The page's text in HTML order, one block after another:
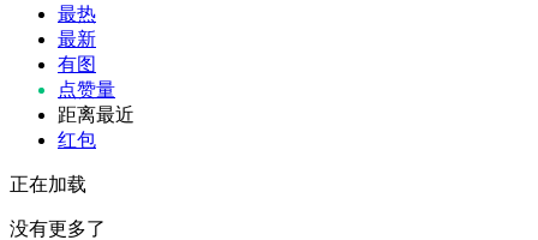
最热
最新
有图
点赞量
距离最近
红包
正在加载
没有更多了